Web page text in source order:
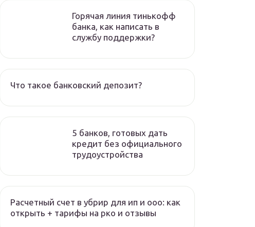
Горячая линия тинькофф
банка, как написать в
службу поддержки?
Что такое банковский депозит?
5 банков, готовых дать
кредит без официального
трудоустройства
Расчетный счет в убрир для ип и ооо: как
открыть + тарифы на рко и отзывы